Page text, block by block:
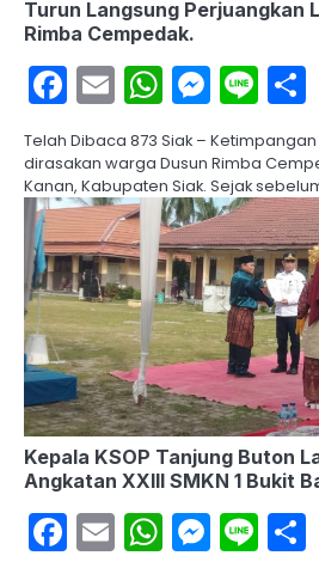
Turun Langsung Perjuangkan
Rimba Cempedak.
Facebook
Email Line
Telah Dibaca 873 Siak –
dirasakan warga Dusun Rimba
Kanan, Kabupaten Siak. Sejak
Kepala KSOP Tanjung Buton
Angkatan XXIII SMKN 1 Bukit
Facebook
Email Line